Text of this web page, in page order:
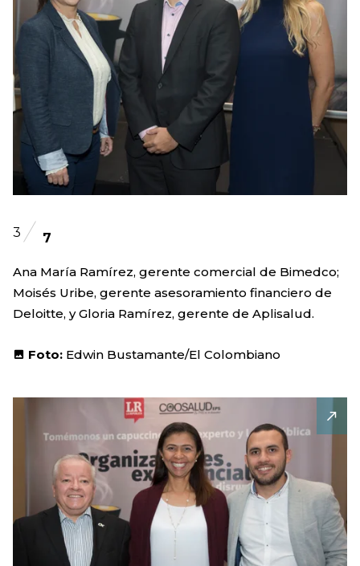
3 7
Ana María Ramírez, gerente comercial de Bimedco;
Moisés Uribe, gerente asesoramiento financiero de
Deloitte, y Gloria Ramírez, gerente de Aplisalud.
Foto: Edwin Bustamante/El Colombiano